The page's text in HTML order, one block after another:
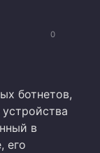
0
ботнетов,
в
его